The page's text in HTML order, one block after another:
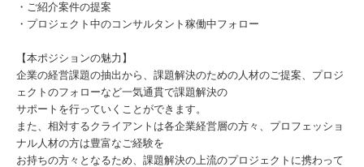
・ご紹介案件の提案
・プロジェクト中のコンサルタント稼働中フォロー
【本ポジションの魅力】
企業の経営課題の抽出から、課題解決のための人材のご提案、プロジ
ェクトのフォローなど一気通貫で課題解決の
サポートを行っていくことができます。
また、相対するクライアントは各企業経営層の方々、プロフェッショ
ナル人材の方は豊富なご経験を
お持ちの方々となるため、課題解決の上流のプロジェクトに携わって